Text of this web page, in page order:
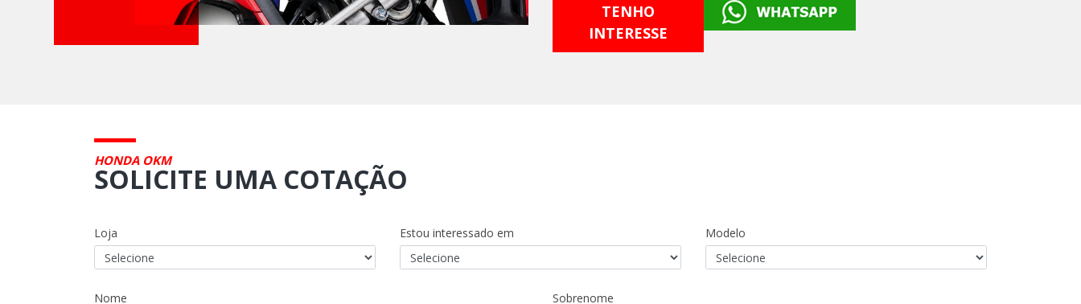
TENHO
INTERESSE
HONDA OKM
SOLICITE UMA COTAÇÃO
Loja Estou interessado em Modelo
Nome Sobrenome